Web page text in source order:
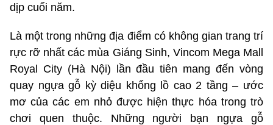
dịp cuối năm.
Là một trong những địa điểm có không gian trang trí
rực rỡ nhất các mùa Giáng Sinh, Vincom Mega Mall
Royal City (Hà Nội) lần đầu tiên mang đến vòng
quay ngựa gỗ kỳ diệu khổng lồ cao 2 tầng – ước
mơ của các em nhỏ được hiện thực hóa trong trò
chơi quen thuộc. Những người bạn ngựa gỗ